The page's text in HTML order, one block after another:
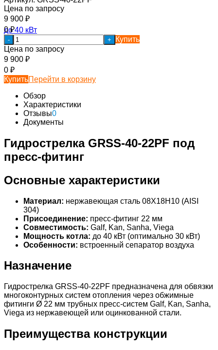
Цена по запросу
9 900 ₽
0₽
- +
Купить
Цена по запросу
9 900 ₽
0 ₽
КупитьПерейти в корзину
Обзор
Характеристики
Отзывы0
Документы
Гидрострелка GRSS-40-22PF под
пресс-фитинг
Основные характеристики
Материал: нержавеющая сталь 08Х18Н10 (AISI
304)
Присоединение: пресс-фитинг 22 мм
Совместимость: Galf, Kan, Sanha, Viega
Мощность котла: до 40 кВт (оптимально 30 кВт)
Особенности: встроенный сепаратор воздуха
Назначение
Гидрострелка GRSS-40-22PF предназначена для обвязки
многоконтурных систем отопления через обжимные
фитинги Ø 22 мм трубных пресс-систем Galf, Kan, Sanha,
Viega из нержавеющей или оцинкованной стали.
Преимущества конструкции